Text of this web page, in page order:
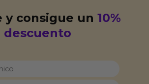
y consigue un10%
descuento